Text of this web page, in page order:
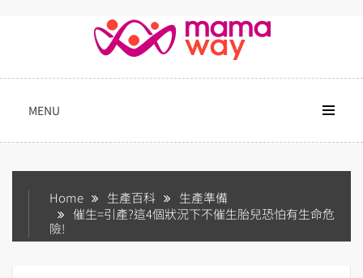
MENU
Home 生產百科
生產準備
催生=引產?這4個狀況下不催生胎兒恐怕有生命危
險!